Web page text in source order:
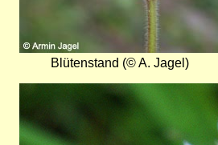
Blütenstand (© A. Jagel)